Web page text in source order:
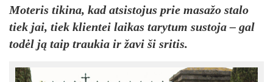
Moteris tikina, kad atsistojus prie masažo stalo
tiek jai, tiek klientei laikas tarytum sustoja – gal
todėl ją taip traukia ir žavi ši sritis.